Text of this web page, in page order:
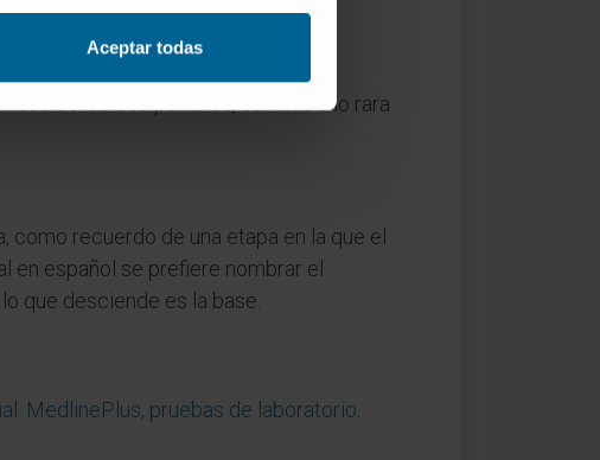
Aceptar todas
de las dos palabras, sumada a lo rara
recuerdo de una etapa en la que el
en español se prefiere nombrar el
que desciende es la base.
MedlinePlus, pruebas de laboratorio